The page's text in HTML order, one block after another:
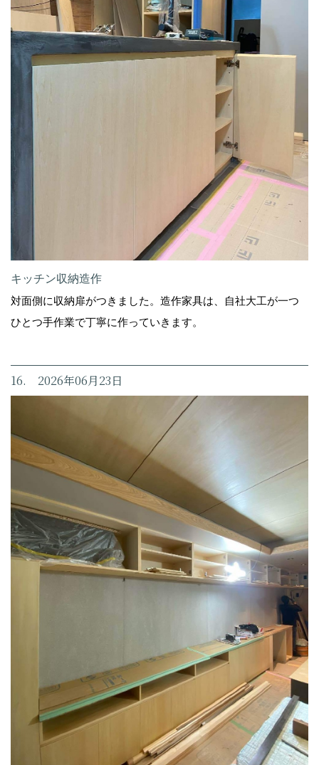
キッチン収納造作
対面側に収納扉がつきました。造作家具は、自社大工が一つ
ひとつ手作業で丁寧に作っていきます。
16. 2026年06月23日